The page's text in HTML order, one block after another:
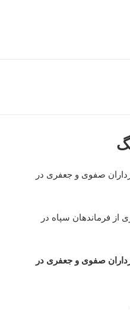
صفوی و جعفری در
فرماندهان سپاه در
صفوی و جعفری در